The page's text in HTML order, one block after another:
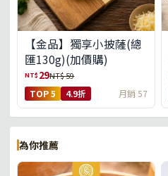
【金品】獨享小披薩(總
匯130g)(加價購)
NT$ 29NT$ 59
TOP 5 4.9折 月銷 57
為你推薦